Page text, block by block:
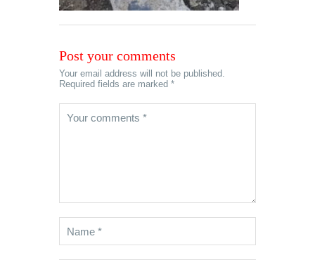
Post your comments
Your email address will not be published.
Required fields are marked *